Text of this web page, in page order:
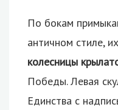
По бокам
античном стиле,
колесницы
Победы. Левая
Единства с